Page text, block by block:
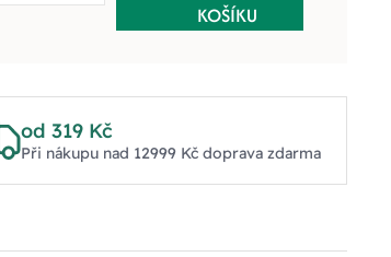
KOŠÍKU
od 319 Kč
Při nákupu nad 12999 Kč doprava zdarma